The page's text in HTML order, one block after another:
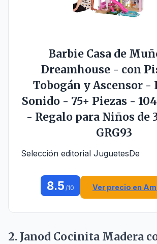
Barbie Casa de
Dreamhouse - con
Tobogán y Ascensor -
Sonido - 75+ Piezas -
- Regalo para Niños de
GRG93
Selección editorial JuguetesDe
8.5 /10 Ver precio en
2. Janod Cocinita Madera